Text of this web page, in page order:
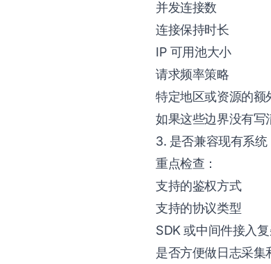
并发连接数
连接保持时长
IP 可用池大小
请求频率策略
特定地区或资源的额
如果这些边界没有写
3. 是否兼容现有系统
重点检查：
支持的鉴权方式
支持的协议类型
SDK 或中间件接入
是否方便做日志采集